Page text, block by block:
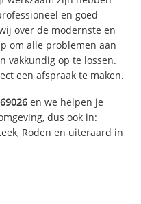
en goed
over de modernste en
om alle problemen aan
vakkundig op te lossen.
een afspraak te maken.
en we helpen je
dus ook in:
Roden en uiteraard in